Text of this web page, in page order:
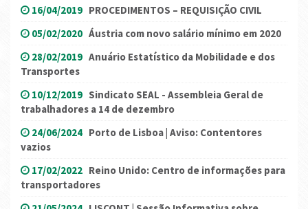
16/04/2019 PROCEDIMENTOS – REQUISIÇÃO CIVIL
05/02/2020 Áustria com novo salário mínimo em 2020
28/02/2019 Anuário Estatístico da Mobilidade e dos
Transportes
10/12/2019 Sindicato SEAL - Assembleia Geral de
trabalhadores a 14 de dezembro
24/06/2024 Porto de Lisboa | Aviso: Contentores
vazios
17/02/2022 Reino Unido: Centro de informações para
transportadores